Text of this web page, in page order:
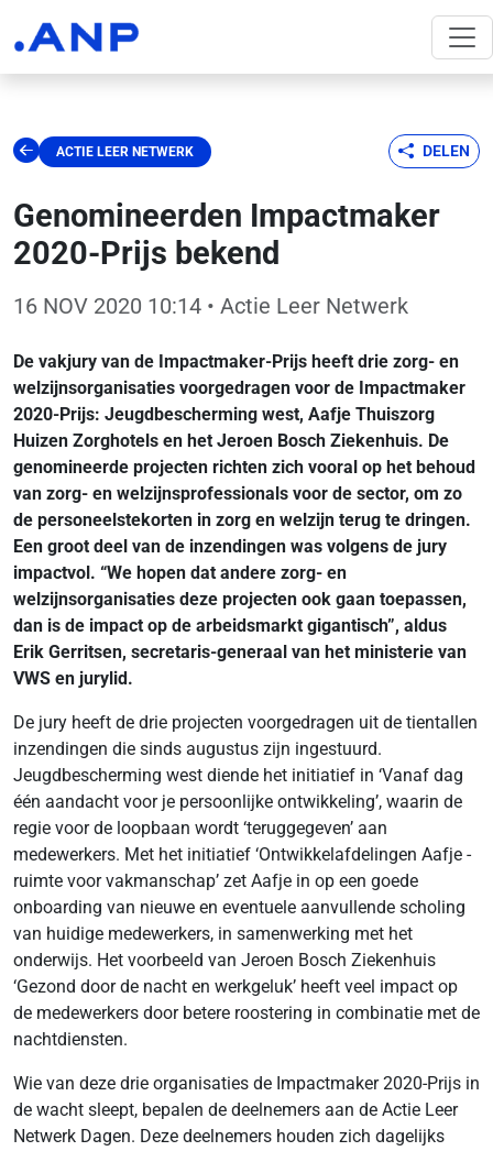
ACTIE LEER NETWERK DELEN
Genomineerden Impactmaker
2020-Prijs bekend
16 NOV 2020 10:14 • Actie Leer Netwerk
De vakjury van de Impactmaker-Prijs heeft drie zorg- en
welzijnsorganisaties voorgedragen voor de Impactmaker
2020-Prijs: Jeugdbescherming west, Aafje Thuiszorg
Huizen Zorghotels en het Jeroen Bosch Ziekenhuis. De
genomineerde projecten richten zich vooral op het behoud
van zorg- en welzijnsprofessionals voor de sector, om zo
de personeelstekorten in zorg en welzijn terug te dringen.
Een groot deel van de inzendingen was volgens de jury
impactvol. “We hopen dat andere zorg- en
welzijnsorganisaties deze projecten ook gaan toepassen,
dan is de impact op de arbeidsmarkt gigantisch”, aldus
Erik Gerritsen, secretaris-generaal van het ministerie van
VWS en jurylid.
De jury heeft de drie projecten voorgedragen uit de tientallen
inzendingen die sinds augustus zijn ingestuurd.
Jeugdbescherming west diende het initiatief in ‘Vanaf dag
één aandacht voor je persoonlijke ontwikkeling’, waarin de
regie voor de loopbaan wordt ‘teruggegeven’ aan
medewerkers. Met het initiatief ‘Ontwikkelafdelingen Aafje -
ruimte voor vakmanschap’ zet Aafje in op een goede
onboarding van nieuwe en eventuele aanvullende scholing
van huidige medewerkers, in samenwerking met het
onderwijs. Het voorbeeld van Jeroen Bosch Ziekenhuis
‘Gezond door de nacht en werkgeluk’ heeft veel impact op
de medewerkers door betere roostering in combinatie met de
nachtdiensten.
Wie van deze drie organisaties de Impactmaker 2020-Prijs in
de wacht sleept, bepalen de deelnemers aan de Actie Leer
Netwerk Dagen. Deze deelnemers houden zich dagelijks